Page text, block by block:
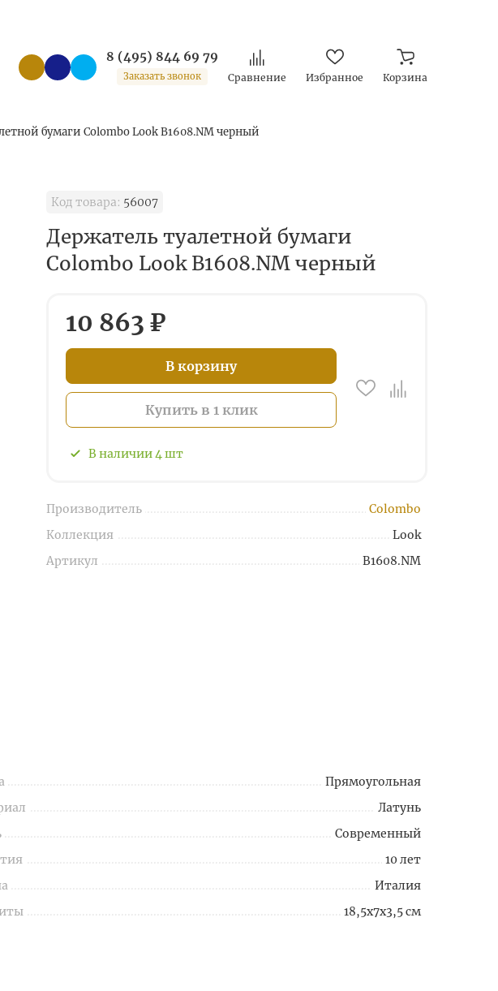
8 (495) 844 69 79
Заказать звонок Сравнение Избранное Корзина
бумаги Colombo Look B1608.NM черный
Код товара: 56007
Держатель туалетной бумаги
Colombo Look B1608.NM черный
10 863 ₽
В корзину
Купить в 1 клик
В наличии4шт
Производитель
Colombo
Коллекция
Look
Артикул
B1608.NM
Прямоугольная
Латунь
Современный
10 лет
Италия
18,5x7x3,5 см